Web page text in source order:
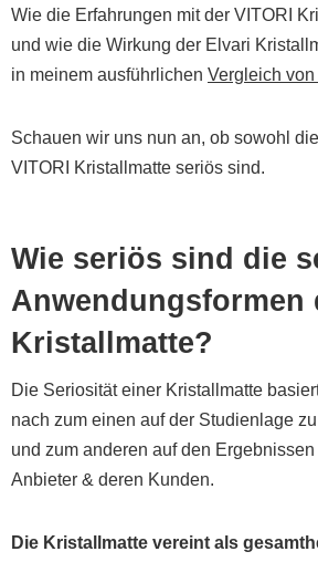
Wie die Erfahrungen mit der VITORI
und wie die Wirkung der Elvari
in meinem ausführlichen Vergleich
Schauen wir uns nun an, ob sowohl
VITORI Kristallmatte seriös sind.
Wie seriös sind die
Anwendungsformen
Kristallmatte?
Die Seriosität einer Kristallmatte
nach zum einen auf der Studienlage
und zum anderen auf den
Anbieter & deren Kunden.
Die Kristallmatte vereint als